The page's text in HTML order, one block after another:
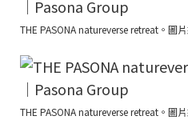
THE PASONA natureverse retreat。圖
THE PASONA natureverse retreat。圖